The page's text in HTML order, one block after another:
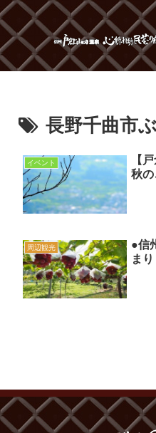
長野千曲市
イベント
【
秋の
周辺観光
●信
ま